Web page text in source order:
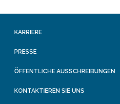
KARRIERE
PRESSE
ÖFFENTLICHE AUSSCHREIBUNGEN
KONTAKTIEREN SIE UNS